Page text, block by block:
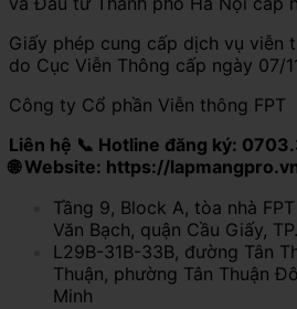
Giấy phép cung cấp dịch vụ viễn
do Cục Viễn Thông cấp ngày 07/
Công ty Cổ phần Viễn thông FPT
Liên hệ 📞 Hotline đăng ký:
🌐 Website: https://
Tầng 9, Block A, tòa nhà
Văn Bạch, quận Cầu Giấy,
L29B-31B-33B, đường Tân
Thuận, phường Tân Thuận
Minh